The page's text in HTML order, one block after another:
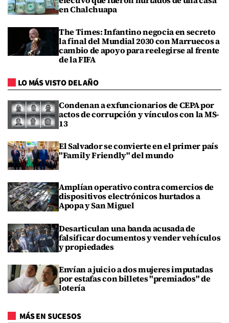
en Chalchuapa
The Times: Infantino negocia en secreto
la final del Mundial 2030 con Marruecos a
cambio de apoyo para reelegirse al frente
de la FIFA
LO MÁS VISTO DEL AÑO
Condenan a exfuncionarios de CEPA por
actos de corrupción y vínculos con la MS-
13
El Salvador se convierte en el primer país
"Family Friendly" del mundo
Amplían operativo contra comercios de
dispositivos electrónicos hurtados a
Apopa y San Miguel
Desarticulan una banda acusada de
falsificar documentos y vender vehículos
y propiedades
Envían a juicio a dos mujeres imputadas
por estafas con billetes "premiados" de
lotería
MÁS EN SUCESOS